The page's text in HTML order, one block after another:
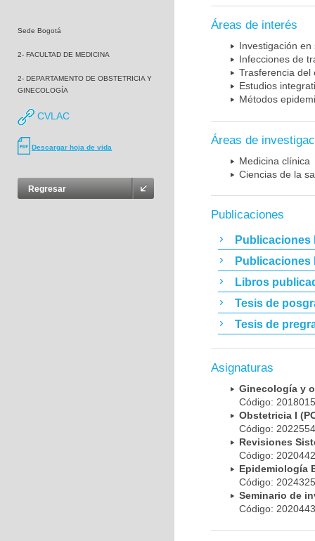
Sede Bogotá
2- FACULTAD DE MEDICINA
2- DEPARTAMENTO DE OBSTETRICIA Y
GINECOLOGÍA
CVLAC
Descargar hoja de vida
Regresar
Áreas de interés
Investigación
Infecciones de
Trasferencia del
Estudios
Métodos
Áreas de
Medicina clínica
Ciencias de la
Publicaciones
Publicaciones
Publicaciones
Libros
Tesis de
Tesis de
Asignaturas
Ginecología y
Código:
Obstetricia I
Código:
Revisiones
Código:
Epidemiología
Código:
Seminario de
Código: